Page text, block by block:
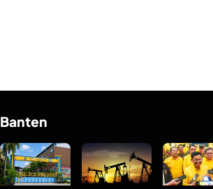
Banten